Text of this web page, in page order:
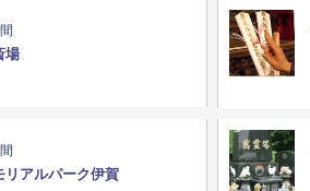
場
リアルパーク伊賀